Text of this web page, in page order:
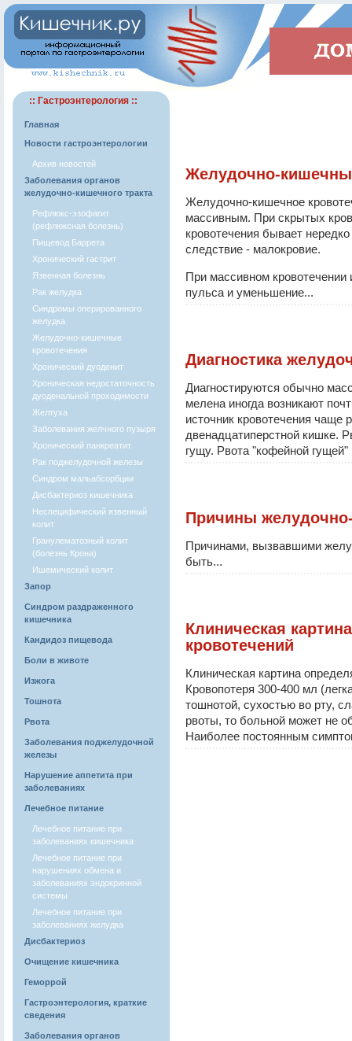
:: Гастроэнтерология ::
Главная
Новости гастроэнтерологии
Архив новостей
Заболевания органов
желудочно-кишечного тракта
Рефлюкс-эзофагит
(рефлюксная болезнь)
Пищевод Баррета
Хронический гастрит
Язвенная болезнь
Рак желудка
Синдромы оперированного
желудка
Желудочно-кишечные
кровотечения
Хронический дуоденит
Хроническая недостаточность
дуоденальной проходимости
Желтуха
Заболевания желчного пузыря
Хронический панкреатит
Рак поджелудочной железы
Синдром мальабсорбции
Дисбактериоз кишечника
Неспецифический язвенный
колит
Гранулематозный колит
(болезнь Крона)
Ишемический колит
Запор
Синдром раздраженного
кишечника
Кандидоз пищевода
Боли в животе
Изжога
Тошнота
Рвота
Заболевания поджелудочной
железы
Нарушение аппетита при
заболеваниях
Лечебное питание
Лечебное питание при
заболеваниях кишечника
Лечебное питание при
нарушениях обмена и
заболеваниях эндокринной
системы
Лечебное питание при
заболеваниях желудка
Дисбактериоз
Очищение кишечника
Геморрой
Гастроэнтерология, краткие
сведения
Заболевания органов
Желудочно-
Желудочно-кишечное
массивным. При скрытых
кровотечения бывает
следствие - малокровие.
При массивном
пульса и уменьшение...
Диагностика
Диагностируются обычно
мелена иногда возникают
источник кровотечения чаще
двенадцатиперстной кишке.
гущу. Рвота "кофейной гущей"
Причины
Причинами, вызвавшими
быть...
Клиническая
кровотечений
Клиническая картина
Кровопотеря 300-400 мл
тошнотой, сухостью во рту,
рвоты, то больной может не
Наиболее постоянным